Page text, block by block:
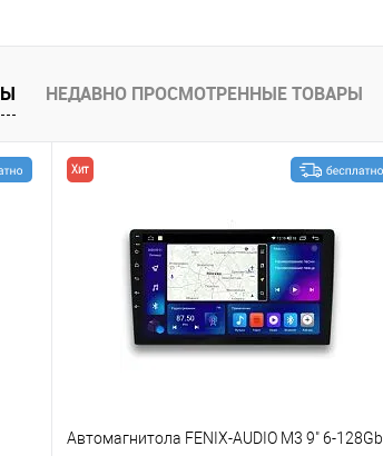
НЕДАВНО ПРОСМОТРЕННЫЕ ТОВАРЫ
Хит
Автомагнитола FENIX-AUDIO M3 9" 6-128Gb